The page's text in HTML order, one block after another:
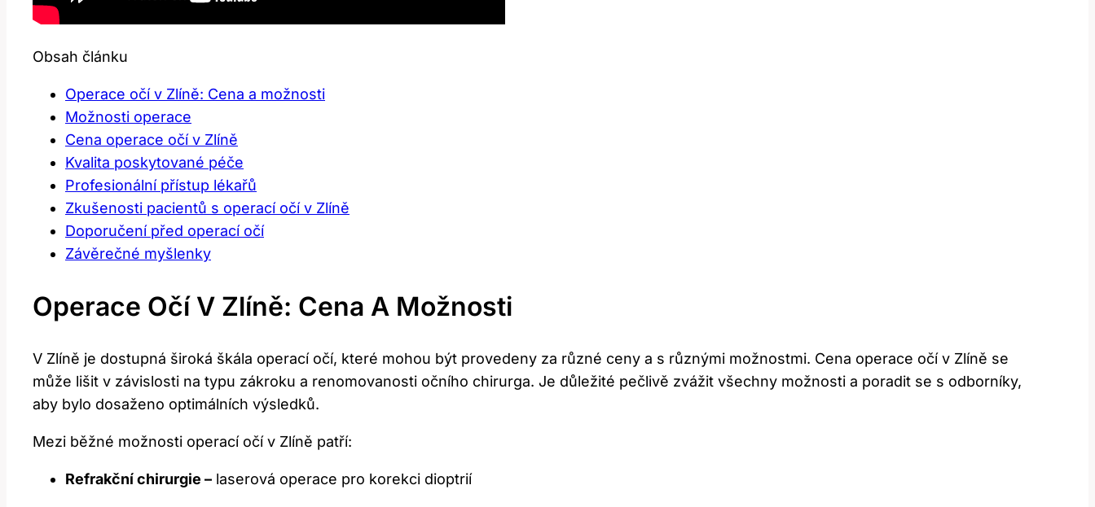
Obsah článku
Operace ‌očí v Zlíně:⁣ Cena⁤ a možnosti
Možnosti operace
Cena operace očí ⁢v Zlíně
Kvalita poskytované péče
Profesionální přístup lékařů
Zkušenosti pacientů s operací očí v Zlíně
Doporučení před operací‌ očí
Závěrečné myšlenky
Operace ‌očí V Zlíně:⁣ Cena⁤ A Možnosti
V ‍Zlíně je dostupná široká škála operací očí, ⁢které mohou být ⁤provedeny za různé ceny a s ⁢různými možnostmi. Cena operace očí v Zlíně se
může lišit ‌v závislosti ‌na typu zákroku a renomovanosti očního chirurga. Je důležité pečlivě‍ zvážit všechny možnosti a ​poradit se s odborníky,
aby bylo dosaženo optimálních výsledků.
Mezi běžné možnosti operací očí v Zlíně patří:
Refrakční chirurgie⁤ – laserová ‍operace ⁢pro korekci dioptrií